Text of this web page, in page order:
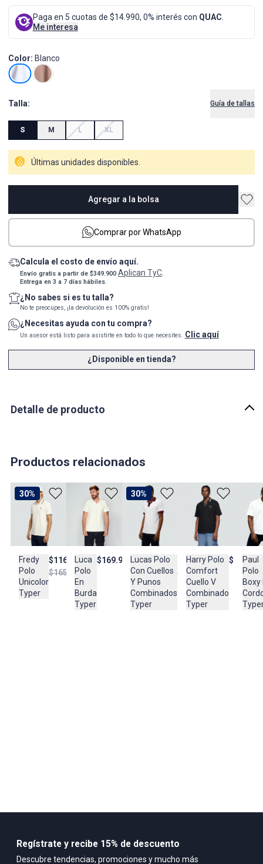
Paga en 5 cuotas de $14.990, 0% interés con QUAC
Me interesa
Color: Blanco
Talla: Guía de tallas
S M L XL
Últimas unidades disponibles.
Agregar a la bolsa
Comprar por WhatsApp
Calcula el costo de envío aquí.
Envío gratis a partir de $349.900Aplican TyC.
Entrega en 3 a 7 días hábiles.
¿No sabes si es tu talla?
No te preocupes, ¡la devolución es 100% gratis!
¿Necesitas ayuda con tu compra?
Un asesor está listo para asistirte en todo lo que necesites. Clic aquí
¿Disponible en tienda?
Detalle de producto
País de origen:
Importador:
BAGUER
Cuidado y Lavado
Lavar en maquina, no usar blanqueadores, lavar y secar con
planchar a temperatura tibia
Composición:
POLIESTER
Productos relacionados
30%
Fredy
Polo
Unicolor
Typer
$116.950
$165.900
Luca
Polo
En
Burda
Typer
$169.900
30%
Lucas Polo
Con Cuellos
Y Punos
Combinados
Typer
$87.950
$124.900
Harry Polo
Comfort
Cuello V
Combinado
Typer
Paul
Polo
Boxy
Regístrate y recibe 15% de descuento
Descubre tendencias, promociones y mucho más